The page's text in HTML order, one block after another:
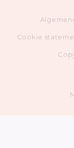
Cookie